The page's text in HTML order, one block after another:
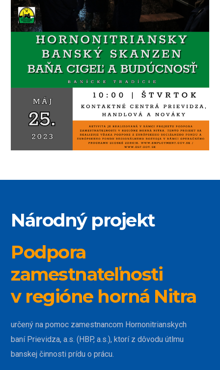
Národný projekt
Podpora
zamestnateľnosti
v regióne horná Nitra
určený na pomoc zamestnancom Hornonitrianskych
baní Prievidza, a.s. (HBP, a.s.), ktorí z dôvodu útlmu
banskej činnosti prídu o prácu.